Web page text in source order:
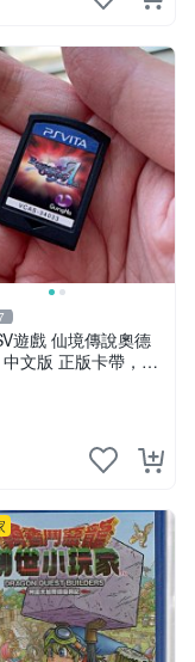
遊戲 仙境傳說奧德
文版 正版卡帶，讀
盤面乾淨 合適收藏或
主機 游戲卡帶 仙境